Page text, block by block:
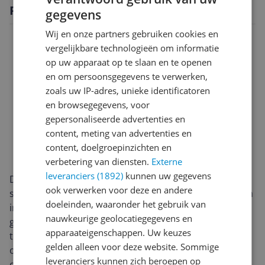
Productomschrijving
De ASUS Vivobook S3607QA-PL003W combineert een
strak, modern ontwerp met een royaal 16-inch scherm
in een draagbaar pakket van 1,74 kg. De laptop is
gemaakt om dagelijks mee te nemen—van collegezaal
tot werkplek—en voelt solide aan wanneer je hem
opent en sluit. Het grotere schermformaat geeft je
gegevens
Wij en onze partners gebruiken cookies en
vergelijkbare technologieën om informatie
op uw apparaat op te slaan en te openen
en om persoonsgegevens te verwerken,
zoals uw IP-adres, unieke identificatoren
en browsegegevens, voor
gepersonaliseerde advertenties en
content, meting van advertenties en
content, doelgroepinzichten en
verbetering van diensten. Externe
leveranciers (1892) kunnen uw gegevens
ook verwerken voor deze en andere
doeleinden, waaronder het gebruik van
nauwkeurige geolocatiegegevens en
apparaateigenschappen. Uw keuzes
gelden alleen voor deze website. Sommige
leveranciers kunnen zich beroepen op